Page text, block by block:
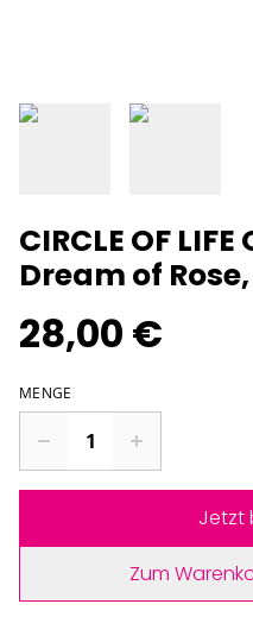
CIRCLE OF LIFE
Dream of
28,00 €
MENGE
Jetzt
Zum